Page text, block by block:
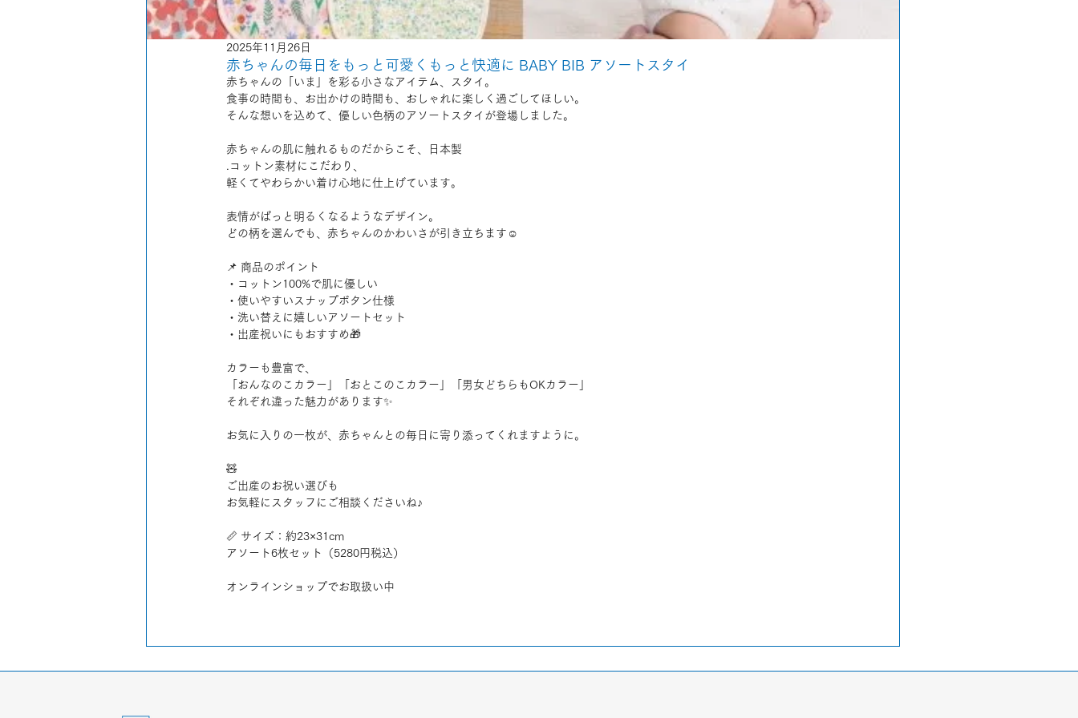
赤ちゃんの毎日をもっと可愛くもっと快適に BABY BIB アソートスタイ
2025年11月26日
赤ちゃんの「いま」を彩る小さなアイテム、スタイ。
食事の時間も、お出かけの時間も、おしゃれに楽しく過ごしてほしい。
そんな想いを込めて、優しい色柄のアソートスタイが登場しました。
赤ちゃんの肌に触れるものだからこそ、日本製
.コットン素材にこだわり、
軽くてやわらかい着け心地に仕上げています。
表情がぱっと明るくなるようなデザイン。
どの柄を選んでも、赤ちゃんのかわいさが引き立ちます☺️
📌 商品のポイント
・コットン100%で肌に優しい
・使いやすいスナップボタン仕様
・洗い替えに嬉しいアソートセット
・出産祝いにもおすすめ🎁
カラーも豊富で、
「おんなのこカラー」「おとこのこカラー」「男女どちらもOKカラー」
それぞれ違った魅力があります✨
お気に入りの一枚が、赤ちゃんとの毎日に寄り添ってくれますように。
🧸
ご出産のお祝い選びも
お気軽にスタッフにご相談くださいね♪
📏 サイズ：約23×31cm
アソート6枚セット（5280円税込）
オンラインショップでお取扱い中